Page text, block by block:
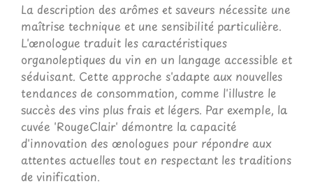
La description des arômes et saveurs nécessite une
maîtrise technique et une sensibilité particulière.
L'œnologue traduit les caractéristiques
organoleptiques du vin en un langage accessible et
séduisant. Cette approche s'adapte aux nouvelles
tendances de consommation, comme l'illustre le
succès des vins plus frais et légers. Par exemple, la
cuvée 'RougeClair' démontre la capacité
d'innovation des œnologues pour répondre aux
attentes actuelles tout en respectant les traditions
de vinification.